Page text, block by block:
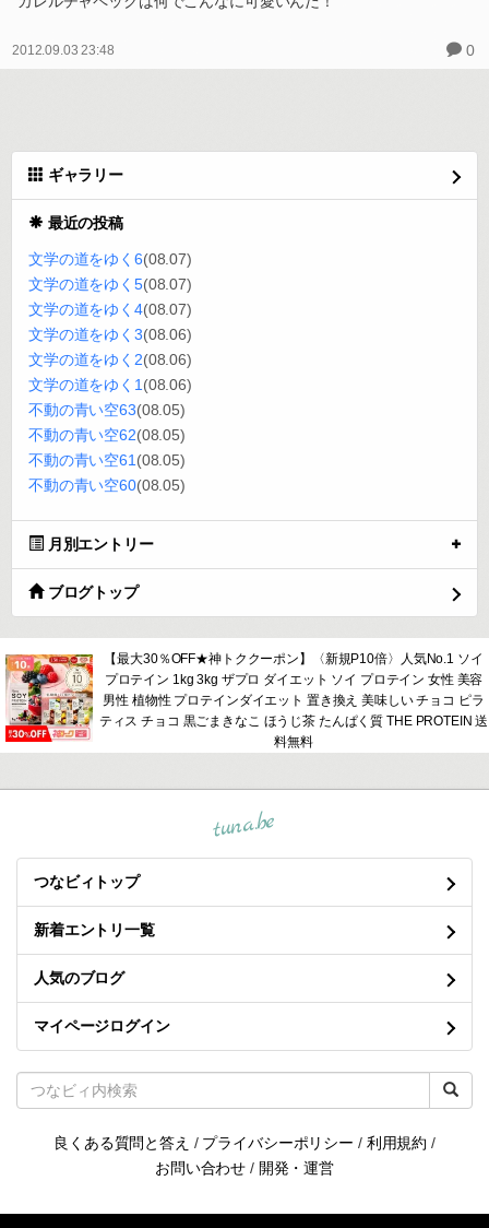
2012.09.03 23:48 0
ギャラリー
最近の投稿
文学の道をゆく6(08.07)
文学の道をゆく5(08.07)
文学の道をゆく4(08.07)
文学の道をゆく3(08.06)
文学の道をゆく2(08.06)
文学の道をゆく1 (08.06)
不動の青い空63(08.05)
不動の青い空62(08.05)
不動の青い空61 (08.05)
不動の青い空60(08.05)
月別エントリー
ブログトップ
【最大30％OFF★神トククーポン】〈新規P10倍〉人気No.1 ソイ
プロテイン 1kg 3kg ザプロ ダイエット ソイ プロテイン 女性 美容
男性 植物性 プロテインダイエット 置き換え 美味しい チョコ ピラ
ティス チョコ 黒ごまきなこ ほうじ茶 たんぱく質 THE PROTEIN 送
料無料
tuna.be
つなビィトップ
新着エントリ一覧
人気のブログ
マイページログイン
良くある質問と答え / プライバシーポリシー / 利用規約 /
お問い合わせ / 開発・運営